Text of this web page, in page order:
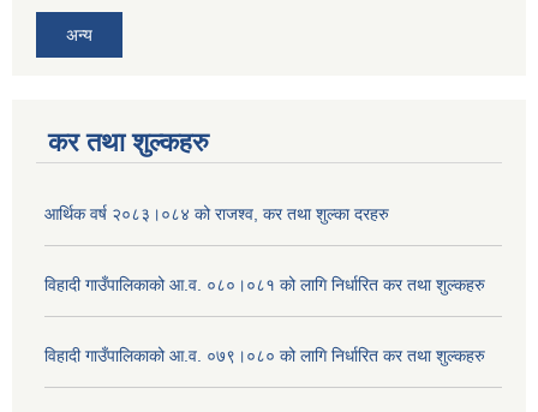
अन्य
कर तथा शुल्कहरु
आर्थिक वर्ष २०८३।०८४ को राजश्व, कर तथा शुल्का दरहरु
विहादी गाउँपालिकाको आ.व. ०८०।०८१ को लागि निर्धारित कर तथा शुल्कहरु
विहादी गाउँपालिकाको आ.व. ०७९।०८० को लागि निर्धारित कर तथा शुल्कहरु